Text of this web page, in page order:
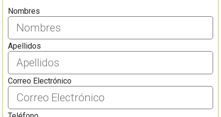
Nombres
Apellidos
Correo Electrónico